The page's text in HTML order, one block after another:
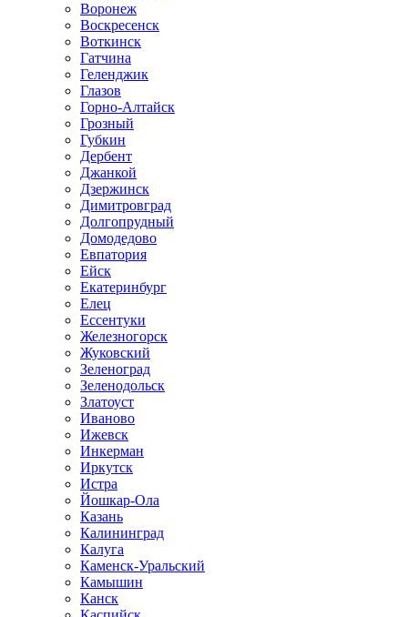
Воронеж
Воскресенск
Воткинск
Гатчина
Геленджик
Глазов
Горно-Алтайск
Грозный
Губкин
Дербент
Джанкой
Дзержинск
Димитровград
Долгопрудный
Домодедово
Евпатория
Ейск
Екатеринбург
Елец
Ессентуки
Железногорск
Жуковский
Зеленоград
Зеленодольск
Златоуст
Иваново
Ижевск
Инкерман
Иркутск
Истра
Йошкар-Ола
Казань
Калининград
Калуга
Каменск-Уральский
Камышин
Канск